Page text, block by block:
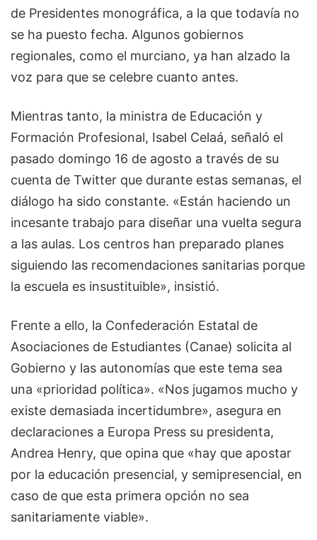
de Presidentes monográfica, a la que todavía no
se ha puesto fecha. Algunos gobiernos
regionales, como el murciano, ya han alzado la
voz para que se celebre cuanto antes.
Mientras tanto, la ministra de Educación y
Formación Profesional, Isabel Celaá, señaló el
pasado domingo 16 de agosto a través de su
cuenta de Twitter que durante estas semanas, el
diálogo ha sido constante. «Están haciendo un
incesante trabajo para diseñar una vuelta segura
a las aulas. Los centros han preparado planes
siguiendo las recomendaciones sanitarias porque
la escuela es insustituible», insistió.
Frente a ello, la Confederación Estatal de
Asociaciones de Estudiantes (Canae) solicita al
Gobierno y las autonomías que este tema sea
una «prioridad política». «Nos jugamos mucho y
existe demasiada incertidumbre», asegura en
declaraciones a Europa Press su presidenta,
Andrea Henry, que opina que «hay que apostar
por la educación presencial, y semipresencial, en
caso de que esta primera opción no sea
sanitariamente viable».